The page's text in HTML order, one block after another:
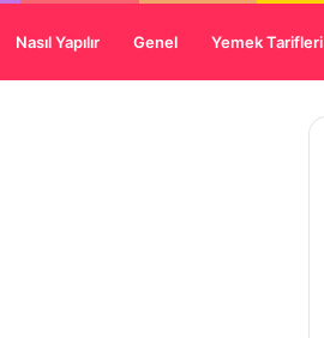
Nasıl Yapılır Genel Yemek Tarifleri